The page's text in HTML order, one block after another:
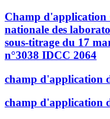
Champ d'application
nationale des
sous-titrage du 17
n°3038 IDCC 2064
champ d'application
champ d'application